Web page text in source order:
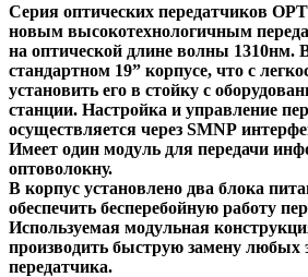
Серия оптических передатчиков OPT
новым высокотехнологичным
на оптической длине волны 1310нм.
стандартном 19” корпусе, что с
установить его в стойку с
станции. Настройка и управление
осуществляется через SMNP
Имеет один модуль для передачи
оптоволокну.
В корпус установлено два блока
обеспечить бесперебойную работу
Используемая модульная
производить быструю замену любых
передатчика.